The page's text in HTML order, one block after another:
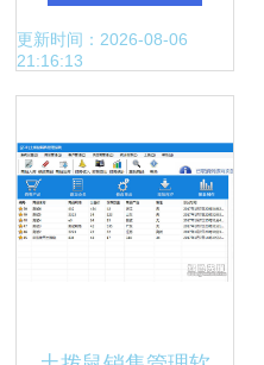
升影响力的首选工
更新时间：2026-08-06
21:16:13